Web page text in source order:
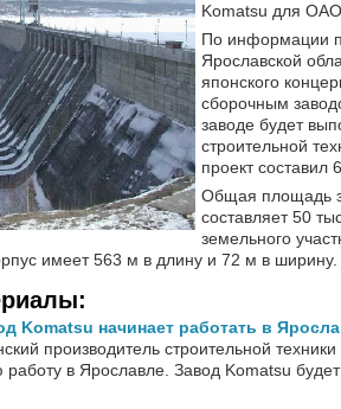
Komatsu для ОАО
По информации
Ярославской
японского
сборочным
заводе будет
строительной
проект составил
Общая площадь
составляет 50
земельного
имеет 563 м в длину и 72 м в ширину.
Komatsu начинает работать в
производитель строительной
работу в Ярославле. Завод Komatsu